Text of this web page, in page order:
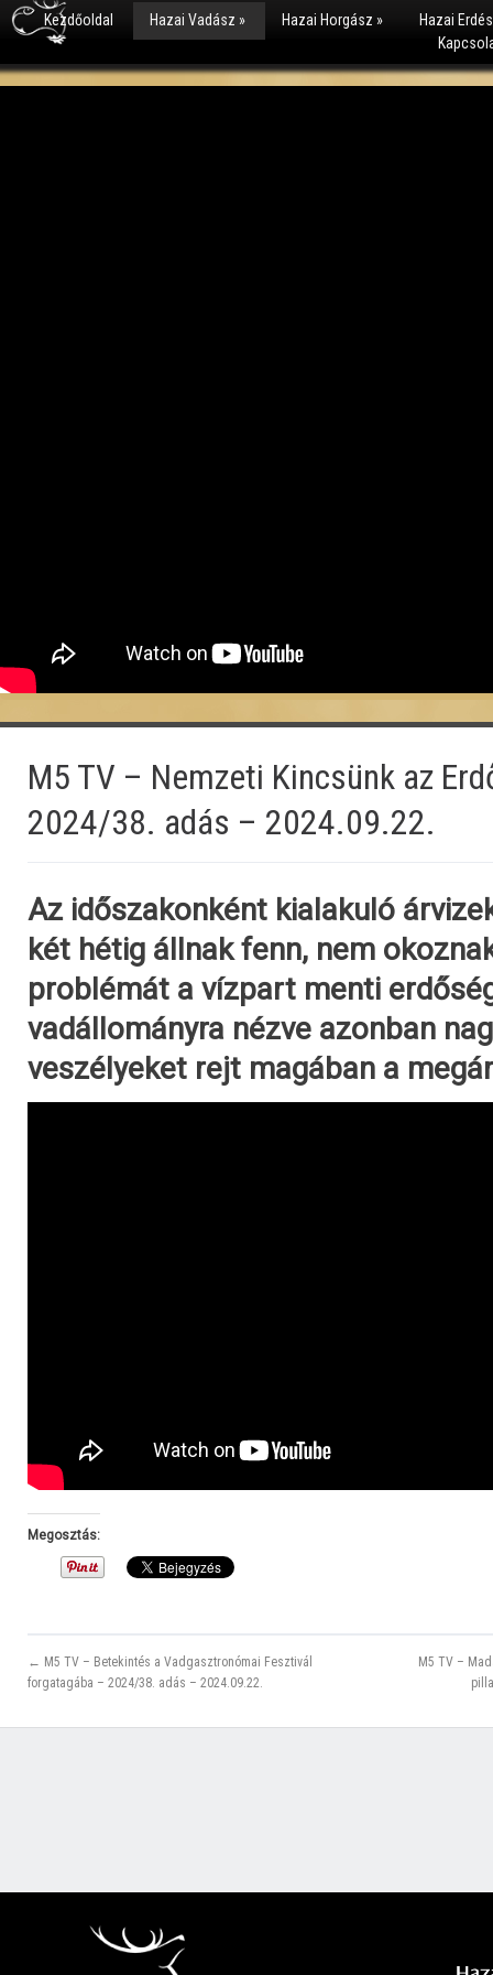
Kezdőoldal Hazai Vadász » Hazai Horgász »
Hazai
M5 TV – Nemzeti Kincsünk az
2024/38. adás – 2024.09.22.
Az időszakonként kialakuló
két hétig állnak fenn, nem
problémát a vízpart menti
vadállományra nézve azonban
veszélyeket rejt magában a
Megosztás:
← M5 TV – Betekintés a Vadgasztronómai Fesztivál
forgatagába – 2024/38. adás – 2024.09.22.
M5 TV –